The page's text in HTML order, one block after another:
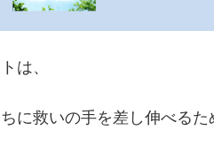
は、
に救いの手を差し伸べるた